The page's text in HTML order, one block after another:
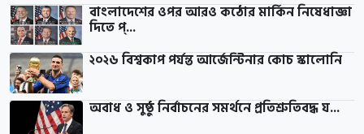
বাংলাদেশের ওপর আরও কঠোর মার্কিন নিষেধাজ্ঞা
দিতে প্...
২০২৬ বিশ্বকাপ পর্যন্ত আর্জেন্টিনার কোচ স্কালোনি
অবাধ ও সুষ্ঠু নির্বাচনের সমর্থনে প্রতিশ্রুতিবদ্ধ য...